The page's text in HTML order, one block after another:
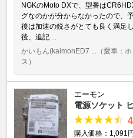
NGKのMoto DXで、型番は
グなのかが分からなかったので、
後は加速の鋭さがとても良く満足
後、追記 ...
かいもん(kaimonED7 ...
（愛車：
ス）
エーモン
電源ソケット
購入価格：1,091